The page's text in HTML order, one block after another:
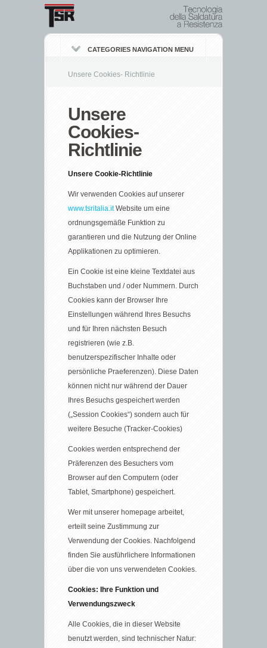
CATEGORIES NAVIGATION MENU
Unsere Cookies- Richtlinie
Unsere
Cookies-
Richtlinie
Unsere Cookie-Richtlinie
Wir verwenden Cookies auf unserer
www.tsritalia.itWebsite um eine
ordnungsgemäße Funktion zu
garantieren und die Nutzung der Online
Applikationen zu optimieren.
Ein Cookie ist eine kleine Textdatei aus
Buchstaben und / oder Nummern. Durch
Cookies kann der Browser Ihre
Einstellungen während Ihres Besuchs
und für Ihren nächsten Besuch
registrieren (wie z.B.
benutzerspezifischer Inhalte oder
persönliche Praeferenzen). Diese Daten
können nicht nur während der Dauer
Ihres Besuchs gespeichert werden
(„Session Cookies“) sondern auch für
weitere Besuche (Tracker-Cookies)
Cookies werden entsprechend der
Präferenzen des Besuchers vom
Browser auf den Computern (oder
Tablet, Smartphone) gespeichert.
Wer mit unserer homepage arbeitet,
erteilt seine Zustimmung zur
Verwendung der Cookies. Nachfolgend
finden Sie ausführlichere Informationen
über die von uns verwendeten Cookies.
Cookies: Ihre Funktion und
Verwendungszweck
Alle Cookies, die in dieser Website
benutzt werden, sind technischer Natur: